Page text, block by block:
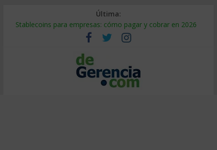
Última:
Stablecoins para empresas: cómo pagar y cobrar en 2026
Despido silencioso: qué es y por qué sale tan caro
IA en selección de personal: cómo auditarla a tiempo
Trabajo forzoso en la cadena de suministro: qué hacer
Mercado hispano de EE. UU.: cómo segmentarlo y venderle